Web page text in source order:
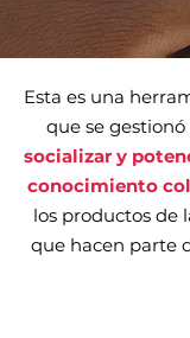
Esta es una
que se gestionó
socializar y
conocimiento
los productos de
que hacen parte